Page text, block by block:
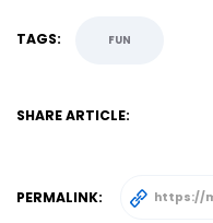
TAGS: FUN
SHARE ARTICLE:
PERMALINK: